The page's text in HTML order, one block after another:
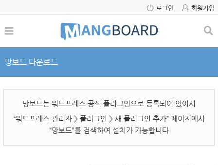
로그인 회원가입
망보드 다운로드
망보드는 워드프레스 공식 플러그인으로 등록되어 있어서
“워드프레스 관리자 > 플러그인 > 새 플러그인 추가” 페이지에서
“망보드”를 검색하여 설치가 가능합니다